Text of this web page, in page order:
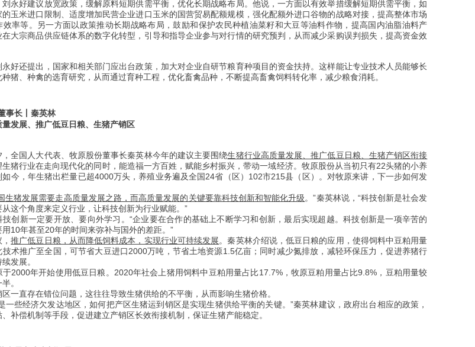
永好建议放宽政策，缓解原料短期供需平衡，优化长期战略布局。 他说，一方面以有效举措缓解短期供需平衡，如
的玉米进口限制、适度增加民营企业进口玉米的国营贸易配额规模，强化配额外进口谷物的战略对接，提高整体市场
效率等。另一方面以政策推动长期战略布局，鼓励和保护农民种植油菜籽和大豆等油料作物，提高国内油脂油料产
在大宗商品供应链体系的数字化转型，引导和指导企业参与对行情的研究预判，从而减少采购误判损失，提高资金效
永好还提出，国家和相关部门应出台政策，加大对企业自研节粮育种项目的资金扶持。这样能让专业技术人员能够长
猪、种禽的选育研究，从而通过育种工程，优化畜禽品种，不断提高畜禽饲料转化率，减少粮食消耗。
事长丨秦英林
发展、推广低豆日粮、生猪产销区
，全国人大代表、牧原股份董事长秦英林今年的建议主要围绕生猪行业高质量发展、推广低豆日粮、生猪产销区衔接
猪行业在走向现代化的同时，能造福一方百姓，赋能乡村振兴，带动一域经济。牧原股份从当初只有22头猪的小养
如今，年生猪出栏量已超4000万头，养殖业务遍及全国24省（区）102市215县（区）。对牧原来讲，下一步如何发
生猪发展需要走高质量发展之路，而高质量发展的关键要靠科技创新和智能化升级。”秦英林说，“科技创新是社会发
从这个角度来定义行业，让科技创新为行业赋能。”
技创新一定要开放、要向外学习。“企业要在合作的基础上不断学习和创新，最后实现超越。科技创新是一项辛苦的
10年甚至20年的时间来弥补与国外的差距。”
，推广低豆日粮，从而降低饲料成本，实现行业可持续发展。秦英林介绍说，低豆日粮的应用，使得饲料中豆粕用量
技术推广至全国，可节省大豆进口2000万吨，节省土地资源1.5亿亩；同时减少氮排放，减轻环保压力，促进养猪行
发展。
于2000年开始使用低豆日粮。2020年社会上猪用饲料中豆粕用量占比17.7%，牧原豆粕用量占比9.8%，豆粕用量较
。
一直存在错位问题，这往往导致生猪供给的不平衡，从而影响生猪价格。
一些经济欠发达地区，如何把产区生猪运到销区是实现生猪供给平衡的关键。”秦英林建议，政府出台相应的政策，
补偿机制等手段，促进建立产销区长效衔接机制，保证生猪产能稳定。